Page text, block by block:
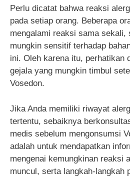
Perlu dicatat bahwa reaksi
pada setiap orang. Beberapa
mengalami reaksi sama sekali,
mungkin sensitif terhadap
ini. Oleh karena itu, perhatikan
gejala yang mungkin timbul
Vosedon.
Jika Anda memiliki riwayat
tertentu, sebaiknya
medis sebelum mengonsumsi
adalah untuk mendapatkan
mengenai kemungkinan reaksi
muncul, serta langkah-langkah